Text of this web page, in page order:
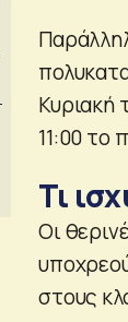
Κυριακή
11:00 το
Τι
Οι
στους